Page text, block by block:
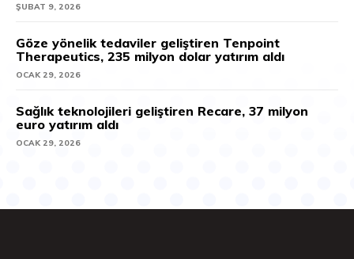
ŞUBAT 9, 2026
Göze yönelik tedaviler geliştiren Tenpoint
Therapeutics, 235 milyon dolar yatırım aldı
OCAK 29, 2026
Sağlık teknolojileri geliştiren Recare, 37 milyon
euro yatırım aldı
OCAK 29, 2026